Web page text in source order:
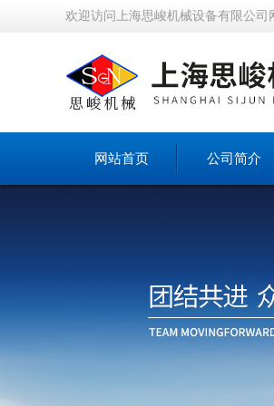
欢迎访问上海思峻机械设备有限公司
网站首页 公司简介